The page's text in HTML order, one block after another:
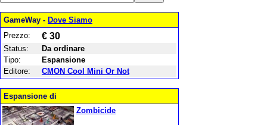
GameWay - Dove Siamo
Prezzo:
€ 30
Status:
Da ordinare
Tipo:
Espansione
Editore:
CMON Cool Mini Or Not
Espansione di
Zombicide